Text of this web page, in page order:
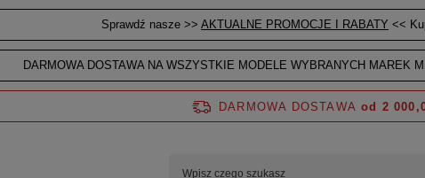
Sprawdź nasze >> AKTUALNE PROMOCJE I RABATY <<
DARMOWA DOSTAWA NA WSZYSTKIE MODELE WYBRANYCH MAREK
DARMOWA DOSTAWA od 2